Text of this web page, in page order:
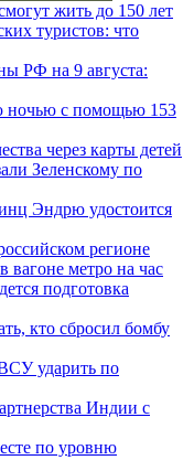
жить до 150 лет
туристов: что
РФ на 9 августа:
ночью с помощью 153
через карты детей
Зеленскому по
Эндрю удостоится
регионе
вагоне метро на час
подготовка
кто сбросил бомбу
ударить по
Индии с
по уровню